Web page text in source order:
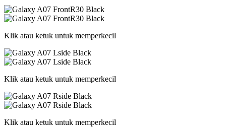
Klik atau ketuk untuk memperkecil
Klik atau ketuk untuk memperkecil
Klik atau ketuk untuk memperkecil